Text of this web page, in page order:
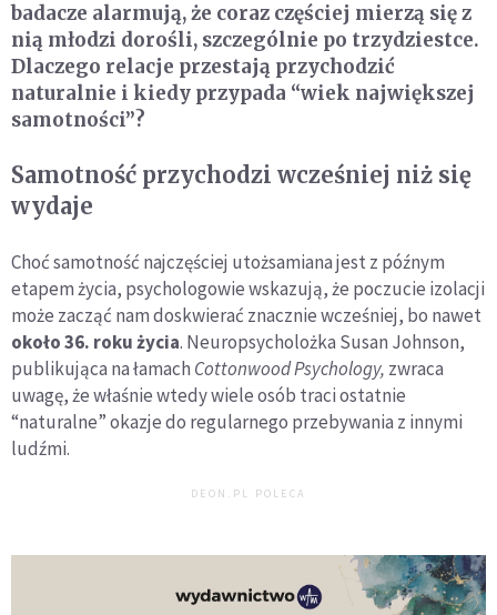
badacze alarmują, że coraz częściej mierzą się z
nią młodzi dorośli, szczególnie po trzydziestce.
Dlaczego relacje przestają przychodzić
naturalnie i kiedy przypada “wiek największej
samotności”?
Samotność przychodzi wcześniej niż się
wydaje
Choć samotność najczęściej utożsamiana jest z późnym
etapem życia, psychologowie wskazują, że poczucie izolacji
może zacząć nam doskwierać znacznie wcześniej, bo nawet
około 36. roku życia. Neuropsycholożka Susan Johnson,
publikująca na łamach Cottonwood Psychology, zwraca
uwagę, że właśnie wtedy wiele osób traci ostatnie
“naturalne” okazje do regularnego przebywania z innymi
ludźmi.
DEON.PL POLECA